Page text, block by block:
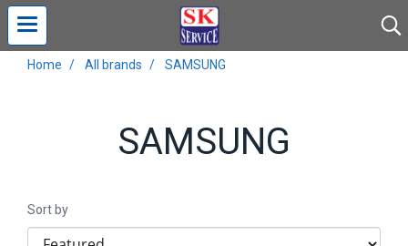
Home All brands SAMSUNG
SAMSUNG
Sort by